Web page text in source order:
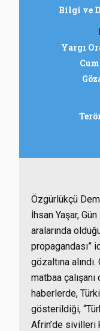
Bilgi ve
Yargı
Özgürlükçü
İhsan Yaşar,
aralarında
propagandası”
gözaltına
matbaa
haberlerde,
gösterildiği,
Afrin’de sivilleri